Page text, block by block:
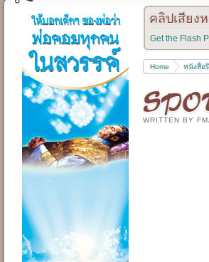
คลิปเสียง
Get the Flash
Home หนังสือ
WRITTEN BY